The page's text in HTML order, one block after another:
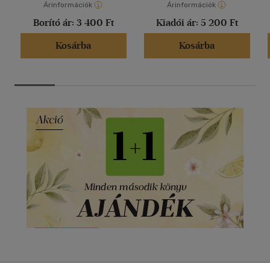
Árinformációk
Borító ár: 3 400 Ft
Kosárba
Árinformációk
Kiadói ár: 5 200 Ft
Kosárba